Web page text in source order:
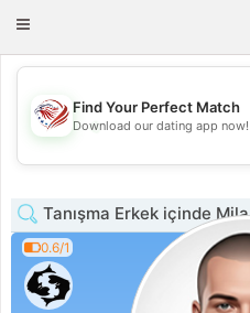
Toggle
💖
Find Your Perfect Match
Download our dating app now!
Tanışma Erkek içinde Mila
0.6/1